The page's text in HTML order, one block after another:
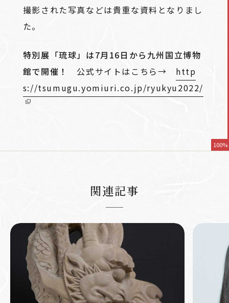
撮影された写真などは貴重な資料となりまし
た。
特別展「琉球」は7月16日から九州国立博物
館で開催！
公式サイトはこちら→ http
s://tsumugu.yomiuri.co.jp/ryukyu2022/
100%
関連記事